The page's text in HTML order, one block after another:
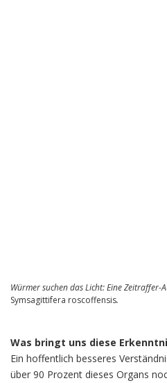
Würmer suchen das Licht: Eine
Symsagittifera roscoffensis.
Was bringt uns diese
Ein hoffentlich besseres
über 90 Prozent dieses Organs